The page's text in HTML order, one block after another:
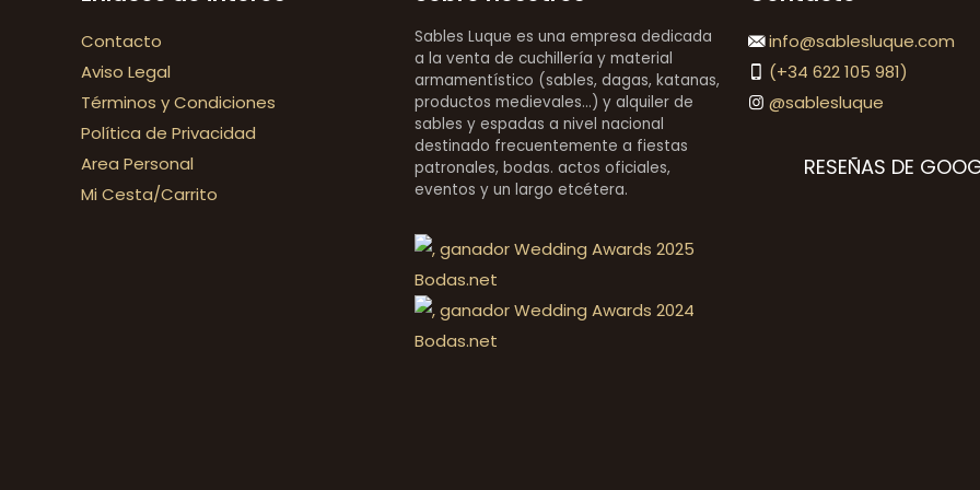
Contacto
Aviso Legal
Términos y Condiciones
Política de Privacidad
Area Personal
Mi Cesta/Carrito
Sables Luque es una empresa dedicada
a la venta de cuchillería y material
armamentístico (sables, dagas, katanas,
productos medievales...) y alquiler de
sables y espadas a nivel nacional
destinado frecuentemente a fiestas
patronales, bodas. actos oficiales,
eventos y un largo etcétera.
info@sablesluque.com
(+34 622 105 981)
@sablesluque
RESEÑAS DE